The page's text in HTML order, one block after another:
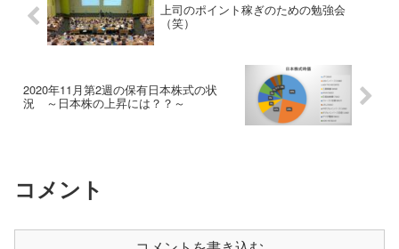
上司のポイント稼ぎのための勉強会
（笑）
2020年11月第2週の保有日本株式の状
況 ～日本株の上昇には？？～
コメント